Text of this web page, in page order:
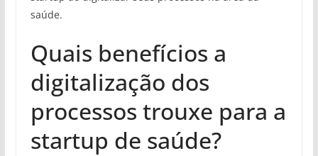
saúde.
Quais benefícios a
digitalização dos
processos trouxe para a
startup de saúde?